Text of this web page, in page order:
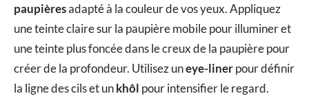
paupièresadapté à la couleur de vos yeux. Appliquez
une teinte claire sur la paupière mobile pour illuminer et
une teinte plus foncée dans le creux de la paupière pour
créer de la profondeur. Utilisez uneye-linerpour définir
la ligne des cils et unkhôl pour intensifier le regard.